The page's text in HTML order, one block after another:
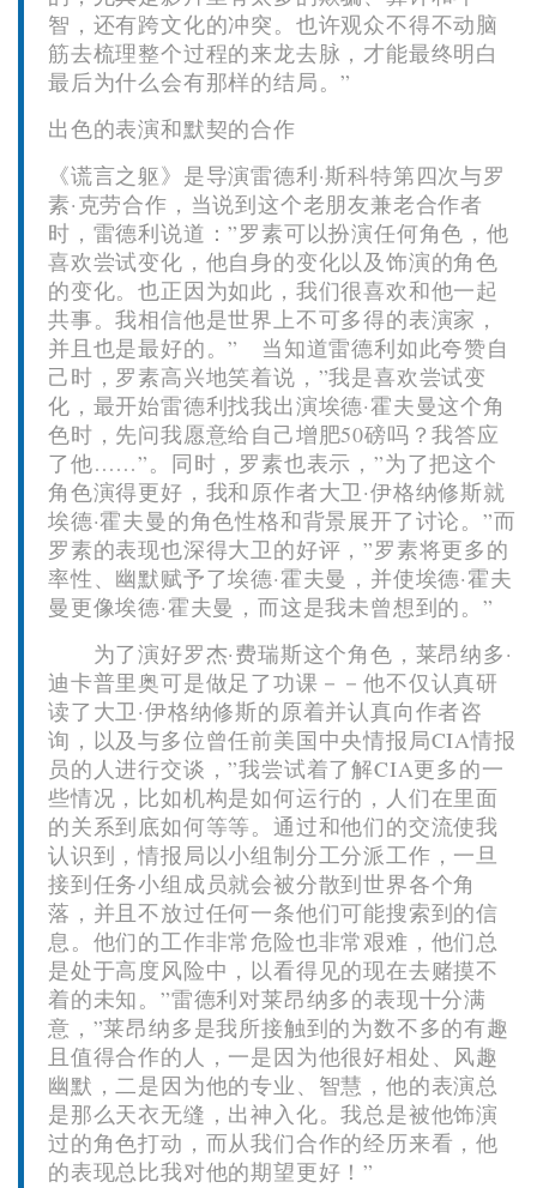
智，还有跨文化的冲突。也许观众不得不动脑
筋去梳理整个过程的来龙去脉，才能最终明白
最后为什么会有那样的结局。”
出色的表演和默契的合作
《谎言之躯》是导演雷德利·斯科特第四次与罗
素·克劳合作，当说到这个老朋友兼老合作者
时，雷德利说道：”罗素可以扮演任何角色，他
喜欢尝试变化，他自身的变化以及饰演的角色
的变化。也正因为如此，我们很喜欢和他一起
共事。我相信他是世界上不可多得的表演家，
并且也是最好的。” 当知道雷德利如此夸赞自
己时，罗素高兴地笑着说，”我是喜欢尝试变
化，最开始雷德利找我出演埃德·霍夫曼这个角
色时，先问我愿意给自己增肥50磅吗？我答应
了他……”。同时，罗素也表示，”为了把这个
角色演得更好，我和原作者大卫·伊格纳修斯就
埃德·霍夫曼的角色性格和背景展开了讨论。”而
罗素的表现也深得大卫的好评，”罗素将更多的
率性、幽默赋予了埃德·霍夫曼，并使埃德·霍夫
曼更像埃德·霍夫曼，而这是我未曾想到的。”
为了演好罗杰·费瑞斯这个角色，莱昂纳多·
迪卡普里奥可是做足了功课－－他不仅认真研
读了大卫·伊格纳修斯的原着并认真向作者咨
询，以及与多位曾任前美国中央情报局CIA情报
员的人进行交谈，”我尝试着了解CIA更多的一
些情况，比如机构是如何运行的，人们在里面
的关系到底如何等等。通过和他们的交流使我
认识到，情报局以小组制分工分派工作，一旦
接到任务小组成员就会被分散到世界各个角
落，并且不放过任何一条他们可能搜索到的信
息。他们的工作非常危险也非常艰难，他们总
是处于高度风险中，以看得见的现在去赌摸不
着的未知。”雷德利对莱昂纳多的表现十分满
意，”莱昂纳多是我所接触到的为数不多的有趣
且值得合作的人，一是因为他很好相处、风趣
幽默，二是因为他的专业、智慧，他的表演总
是那么天衣无缝，出神入化。我总是被他饰演
过的角色打动，而从我们合作的经历来看，他
的表现总比我对他的期望更好！”